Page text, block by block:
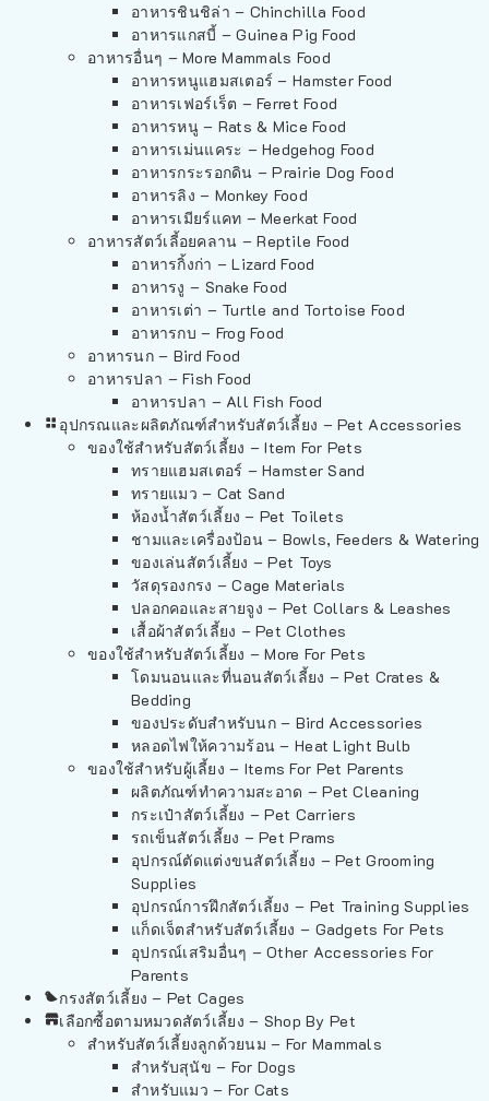
อาหารชินชิล่า – Chinchilla Food
อาหารแกสบี้ – Guinea Pig Food
อาหารอื่นๆ – More Mammals Food
อาหารหนูแฮมสเตอร์ – Hamster Food
อาหารเฟอร์เร็ต – Ferret Food
อาหารหนู – Rats & Mice Food
อาหารเม่นแคระ – Hedgehog Food
อาหารกระรอกดิน – Prairie Dog Food
อาหารลิง – Monkey Food
อาหารเมียร์แคท – Meerkat Food
อาหารสัตว์เลี้อยคลาน – Reptile Food
อาหารกิ้งก่า – Lizard Food
อาหารงู – Snake Food
อาหารเต่า – Turtle and Tortoise Food
อาหารกบ – Frog Food
อาหารนก – Bird Food
อาหารปลา – Fish Food
อาหารปลา – All Fish Food
อุปกรณและผลิตภัณฑ์สำหรับสัตว์เลี้ยง – Pet Accessories
ของใช้สำหรับสัตว์เลี้ยง – Item For Pets
ทรายแฮมสเตอร์ – Hamster Sand
ทรายแมว – Cat Sand
ห้องน้ำสัตว์เลี้ยง – Pet Toilets
ชามและเครื่องป้อน – Bowls, Feeders & Watering
ของเล่นสัตว์เลี้ยง – Pet Toys
วัสดุรองกรง – Cage Materials
ปลอกคอและสายจูง – Pet Collars & Leashes
เสื้อผ้าสัตว์เลี้ยง – Pet Clothes
ของใช้สำหรับสัตว์เลี้ยง – More For Pets
โดมนอนและที่นอนสัตว์เลี้ยง – Pet Crates &
Bedding
ของประดับสำหรับนก – Bird Accessories
หลอดไฟให้ความร้อน – Heat Light Bulb
ของใช้สำหรับผู้เลี้ยง – Items For Pet Parents
ผลิตภัณฑ์ทำความสะอาด – Pet Cleaning
กระเป๋าสัตว์เลี้ยง – Pet Carriers
รถเข็นสัตว์เลี้ยง – Pet Prams
อุปกรณ์ตัดแต่งขนสัตว์เลี้ยง – Pet Grooming
Supplies
อุปกรณ์การฝึกสัตว์เลี้ยง – Pet Training Supplies
แก็ดเจ็ตสำหรับสัตว์เลี้ยง – Gadgets For Pets
อุปกรณ์เสริมอื่นๆ – Other Accessories For
Parents
กรงสัตว์เลี้ยง – Pet Cages
เลือกซื้อตามหมวดสัตว์เลี้ยง – Shop By Pet
สำหรับสัตว์เลี้ยงลูกด้วยนม – For Mammals
สำหรับสุนัข – For Dogs
สำหรับแมว – For Cats